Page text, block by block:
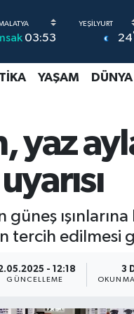
03:53 24
YAŞAM DÜNYA
tercih edilmesi
- 12:18
GÜNCELLEME
3
OKUNMA